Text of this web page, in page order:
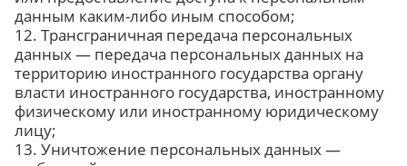
данным каким-либо иным способом;
12. Трансграничная передача персональных
данных — передача персональных данных на
территорию иностранного государства органу
власти иностранного государства, иностранному
физическому или иностранному юридическому
лицу;
13. Уничтожение персональных данных —